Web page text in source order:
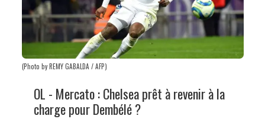
(Photo by REMY GABALDA / AFP)
OL - Mercato : Chelsea prêt à revenir à la
charge pour Dembélé ?